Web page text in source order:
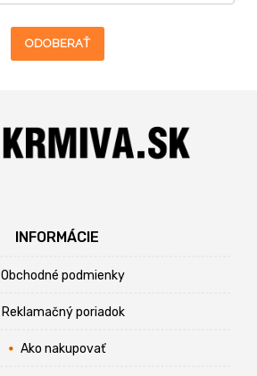
ODOBERAŤ
INFORMÁCIE
Obchodné podmienky
Reklamačný poriadok
Ako nakupovať